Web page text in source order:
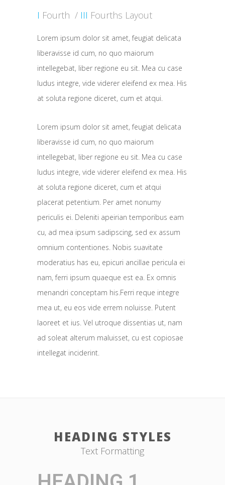
I Fourth / III Fourths Layout
Lorem ipsum dolor sit amet, feugiat delicata
liberavisse id cum, no quo maiorum
intellegebat, liber regione eu sit. Mea cu case
ludus integre, vide viderer eleifend ex mea. His
at soluta regione diceret, cum et atqui.
Lorem ipsum dolor sit amet, feugiat delicata
liberavisse id cum, no quo maiorum
intellegebat, liber regione eu sit. Mea cu case
ludus integre, vide viderer eleifend ex mea. His
at soluta regione diceret, cum et atqui
placerat petentium. Per amet nonumy
periculis ei. Deleniti apeirian temporibus eam
cu, ad mea ipsum sadipscing, sed ex assum
omnium contentiones. Nobis suavitate
moderatius has eu, epicuri ancillae pericula ei
nam, ferri ipsum quaeque est ea. Ex omnis
menandri conceptam his.Ferri reque integre
mea ut, eu eos vide errem noluisse. Putent
laoreet et ius. Vel utroque dissentias ut, nam
ad soleat alterum maluisset, cu est copiosae
intellegat inciderint.
HEADING STYLES
Text Formatting